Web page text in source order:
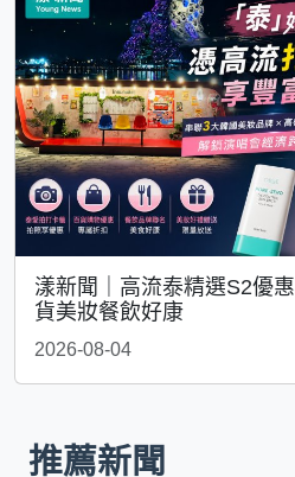
漾新聞｜高流泰精選S2優
貨美妝餐飲好康
2026-08-04
推薦新聞